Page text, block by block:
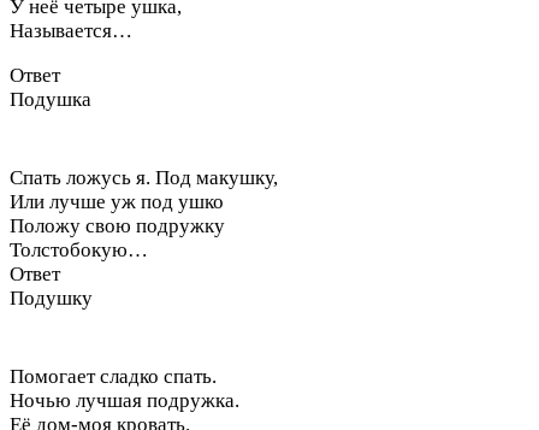
У неё четыре ушка,
Называется…
Ответ
Подушка
Спать ложусь я. Под макушку,
Или лучше уж под ушко
Положу свою подружку
Толстобокую…
Ответ
Подушку
Помогает сладко спать.
Ночью лучшая подружка.
Её дом-моя кровать.